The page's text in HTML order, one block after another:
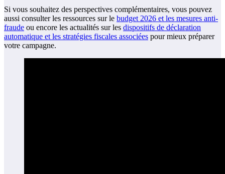
Si vous souhaitez des perspectives complémentaires, vous pouvez
aussi consulter les ressources sur le budget 2026 et les mesures anti-
fraude ou encore les actualités sur les dispositifs de déclaration
automatique et les stratégies fiscales associées pour mieux préparer
votre campagne.